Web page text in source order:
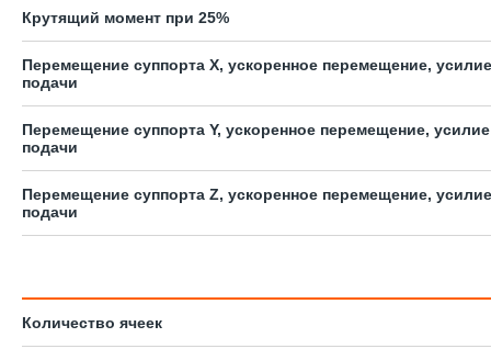
Крутящий момент при 25%
Перемещение суппорта X, ускоренное перемещение, усилие
подачи
Перемещение суппорта Y, ускоренное перемещение, усилие
подачи
Перемещение суппорта Z, ускоренное перемещение, усилие
подачи
Количество ячеек